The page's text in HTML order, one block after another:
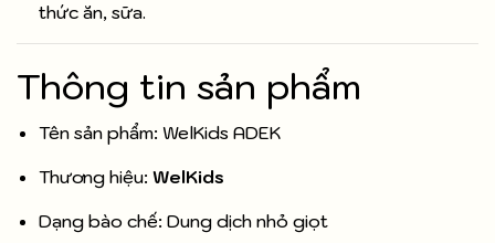
thức ăn, sữa.
Thông tin sản phẩm
Tên sản phẩm: WelKids ADEK
Thương hiệu: WelKids
Dạng bào chế: Dung dịch nhỏ giọt